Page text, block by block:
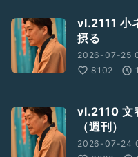
vl.2111 小
摂る
2026-07-25
8102
vl.2110 文
（週刊）
2026-07-24